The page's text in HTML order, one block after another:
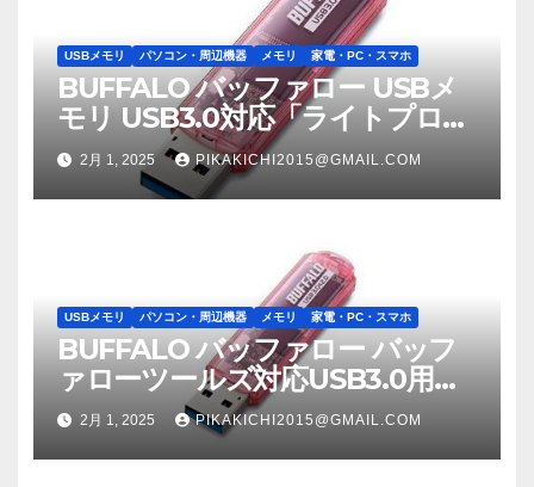
USBメモリ パソコン・周辺機器 メモリ 家電・PC・スマホ
BUFFALO バッファロー USBメ
モリ USB3.0対応「ライトプロテ
クト機能」搭載モデル RUF3-
C8GA-PK
2月 1, 2025 PIKAKICHI2015@GMAIL.COM
USBメモリ パソコン・周辺機器 メモリ 家電・PC・スマホ
BUFFALO バッファロー バッフ
ァローツールズ対応USB3.0用
USBメモリースタンダードモデ
ル 64GB ピンクモデル RUF3-
C64GA-PK RUF3C64GAPK
2月 1, 2025 PIKAKICHI2015@GMAIL.COM